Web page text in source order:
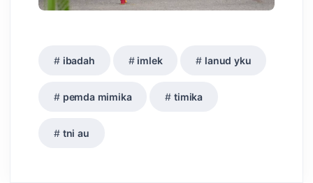
ibadah imlek lanud yku
pemda mimika timika
tni au